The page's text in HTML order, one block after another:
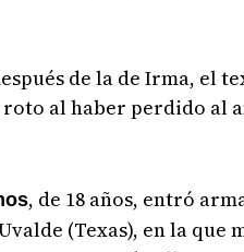
de la de Irma, el
al haber perdido al
, de 18 años, entró
(Texas), en la que